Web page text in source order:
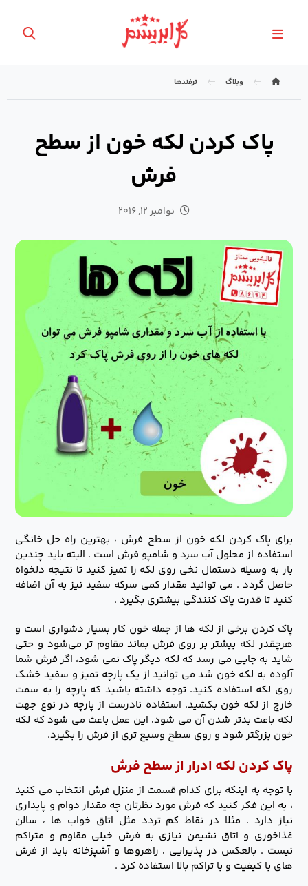
وبلاگ ترفندها
پاک کردن لکه خون از سطح
فرش
نوامبر ۱۲, ۲۰۱۶
برای پاک کردن لکه خون از سطح فرش ، بهترین راه حل خانگی
استفاده از محلول آب سرد و شامپو فرش است . البته باید چندین
بار به وسیله دستمال نخی روی لکه را تمیز کنید تا نتیجه دلخواه
حاصل گردد . می توانید مقدار کمی سرکه سفید نیز به آن اضافه
کنید تا قدرت پاک کنندگی بیشتری بگیرد .
پاک کردن برخی از لکه ها از جمله خون کار بسیار دشواری است و
هرچقدر لکه بیشتر بر روی فرش بماند مقاوم تر می‌شود و حتی
شاید به جایی می رسد که لکه دیگر پاک نمی شود، اگر فرش شما
آلوده به لکه خون شد می توانید از یک پارچه تمیز و سفید خشک
روی لکه استفاده کنید. توجه داشته باشید که پارچه را به سمت
خارج از لکه خون بکشید. استفاده نادرست از پارچه در نوع جهت
لکه باعث بدتر شدن آن می شود، این عمل باعث می شود که لکه
خون بزرگتر شود و روی سطح وسیع تری از فرش را بگیرد.
پاک کردن لکه ادرار از سطح فرش
با توجه به اینکه برای کدام قسمت از منزل فرش انتخاب می کنید
، به این فکر کنید که فرش مورد نظرتان چه مقدار دوام و پایداری
نیاز دارد . مثلا در نقاط کم تردد مثل اتاق خواب ها ، سالن
غذاخوری و اتاق نشیمن نیازی به فرش خیلی مقاوم و متراکم
نیست . بالعکس در پذیرایی ، راهروها و آشپزخانه باید از فرش
های با کیفیت و با تراکم بالا استفاده کرد .